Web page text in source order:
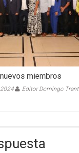
miembros
Editor Domingo Trent